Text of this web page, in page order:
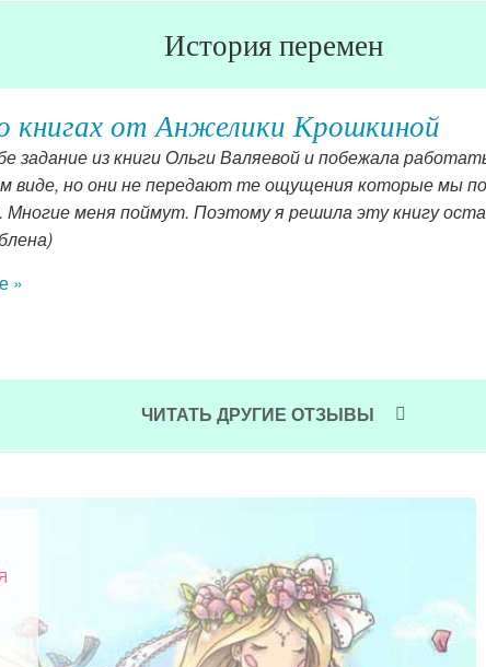
История перемен
книгах от Анжелики Крошкиной
задание из книги Ольги Валяевой и побежала
виде, но они не передают те ощущения которые мы
Многие меня поймут. Поэтому я решила эту книгу
»
ЧИТАТЬ ДРУГИЕ ОТЗЫВЫ